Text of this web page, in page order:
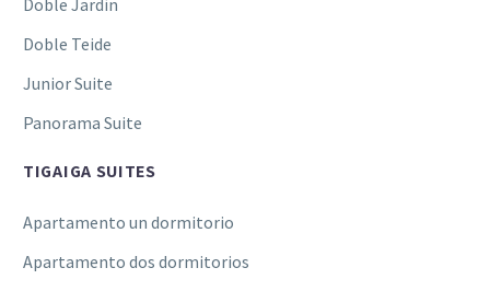
Doble Teide
Junior Suite
Panorama Suite
TIGAIGA SUITES
Apartamento un dormitorio
Apartamento dos dormitorios